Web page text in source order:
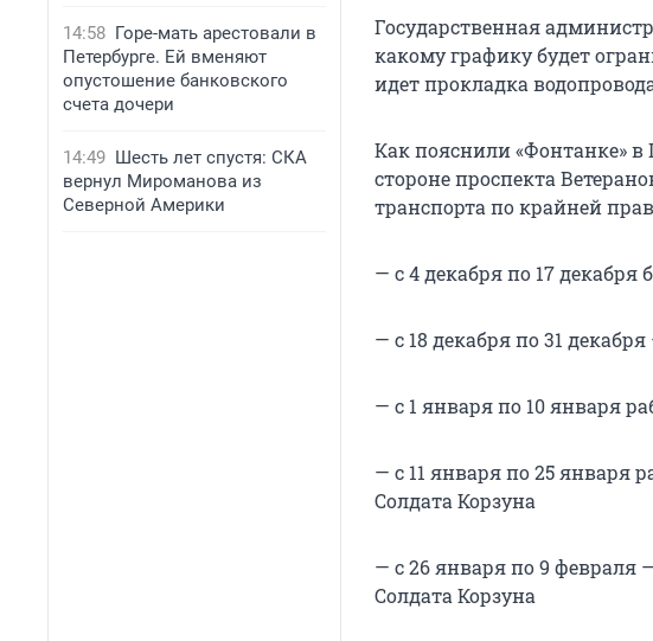
14:58 Горе-мать арестовали в
Петербурге. Ей вменяют
опустошение банковского
счета дочери
14:49 Шесть лет спустя: СКА
вернул Мироманова из
Северной Америки
Государственная
какому графику будет
идет прокладка
Как пояснили «Фонтанке»
стороне проспекта
транспорта по крайней
— с 4 декабря по 17 декабря
— с 18 декабря по 31
— с 1 января по 10 января
— с 11 января по 25 января
Солдата Корзуна
— с 26 января по 9 февраля
Солдата Корзуна